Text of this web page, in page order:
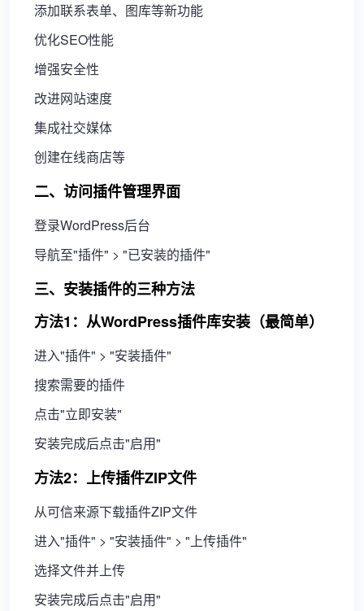
添加联系表单、图库等新功能
优化SEO性能
增强安全性
改进网站速度
集成社交媒体
创建在线商店等
二、访问插件管理界面
登录WordPress后台
导航至"插件" > "已安装的插件"
三、安装插件的三种方法
方法1：从WordPress插件库安装（最简单）
进入"插件" > "安装插件"
搜索需要的插件
点击"立即安装"
安装完成后点击"启用"
方法2：上传插件ZIP文件
从可信来源下载插件ZIP文件
进入"插件" > "安装插件" > "上传插件"
选择文件并上传
安装完成后点击"启用"